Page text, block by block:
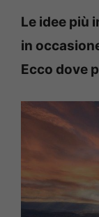
Le idee più
in
Ecco dove